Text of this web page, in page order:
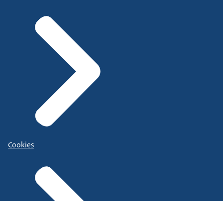
Cookies